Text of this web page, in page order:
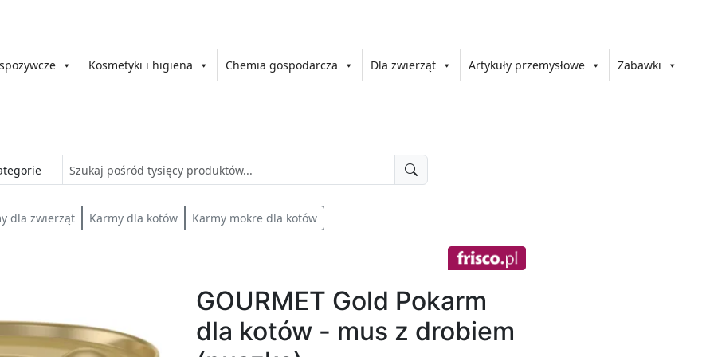
Kosmetyki i higiena Chemia gospodarcza Dla zwierząt Artykuły przemysłowe Zabawki
dla zwierząt Karmy dla kotów Karmy mokre dla kotów
GOURMET Gold Pokarm
dla kotów - mus z drobiem